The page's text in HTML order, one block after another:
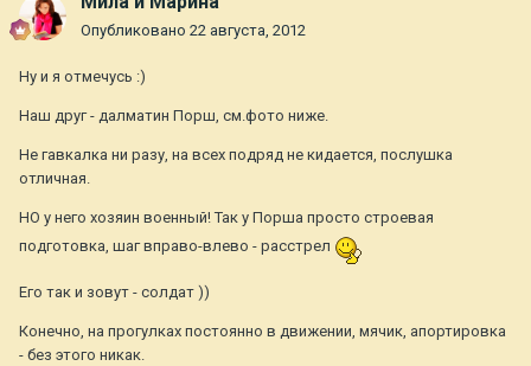
Опубликовано 22 августа, 2012
Ну и я отмечусь :)
Наш друг - далматин Порш, см.фото ниже.
Не гавкалка ни разу, на всех подряд не кидается, послушка
отличная.
НО у него хозяин военный! Так у Порша просто строевая
подготовка, шаг вправо-влево - расстрел
Его так и зовут - солдат ))
Конечно, на прогулках постоянно в движении, мячик, апортировка
- без этого никак.